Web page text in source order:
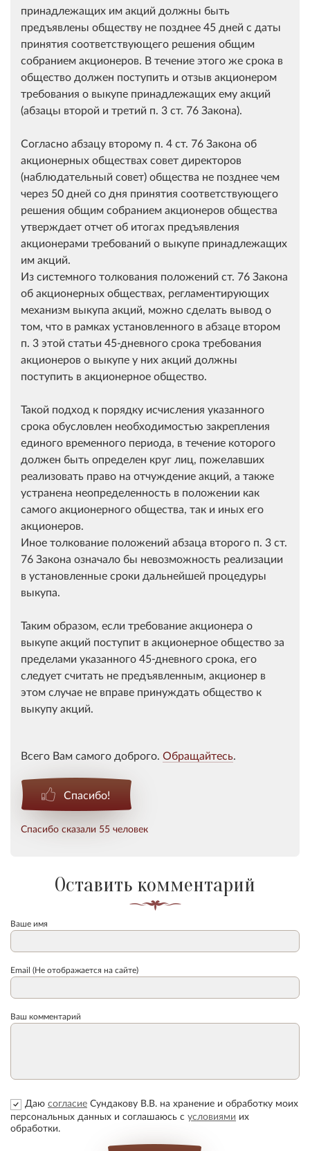
принадлежащих им акций должны быть
предъявлены обществу не позднее 45 дней с даты
принятия соответствующего решения общим
собранием акционеров. В течение этого же срока в
общество должен поступить и отзыв акционером
требования о выкупе принадлежащих ему акций
(абзацы второй и третий п. 3 ст. 76 Закона).
Согласно абзацу второму п. 4 ст. 76 Закона об
акционерных обществах совет директоров
(наблюдательный совет) общества не позднее чем
через 50 дней со дня принятия соответствующего
решения общим собранием акционеров общества
утверждает отчет об итогах предъявления
акционерами требований о выкупе принадлежащих
им акций.
Из системного толкования положений ст. 76 Закона
об акционерных обществах, регламентирующих
механизм выкупа акций, можно сделать вывод о
том, что в рамках установленного в абзаце втором
п. 3 этой статьи 45-дневного срока требования
акционеров о выкупе у них акций должны
поступить в акционерное общество.
Такой подход к порядку исчисления указанного
срока обусловлен необходимостью закрепления
единого временного периода, в течение которого
должен быть определен круг лиц, пожелавших
реализовать право на отчуждение акций, а также
устранена неопределенность в положении как
самого акционерного общества, так и иных его
акционеров.
Иное толкование положений абзаца второго п. 3 ст.
76 Закона означало бы невозможность реализации
в установленные сроки дальнейшей процедуры
выкупа.
Таким образом, если требование акционера о
выкупе акций поступит в акционерное общество за
пределами указанного 45-дневного срока, его
следует считать не предъявленным, акционер в
этом случае не вправе принуждать общество к
выкупу акций.
Всего Вам самого доброго. Обращайтесь.
Спасибо!
Спасибо сказали 55 человек
Оставить комментарий
Ваше имя
Email (Не отображается на сайте)
Ваш комментарий
Даю согласие Сундакову В.В. на хранение и обработку моих
персональных данных и соглашаюсь с условиями их
обработки.